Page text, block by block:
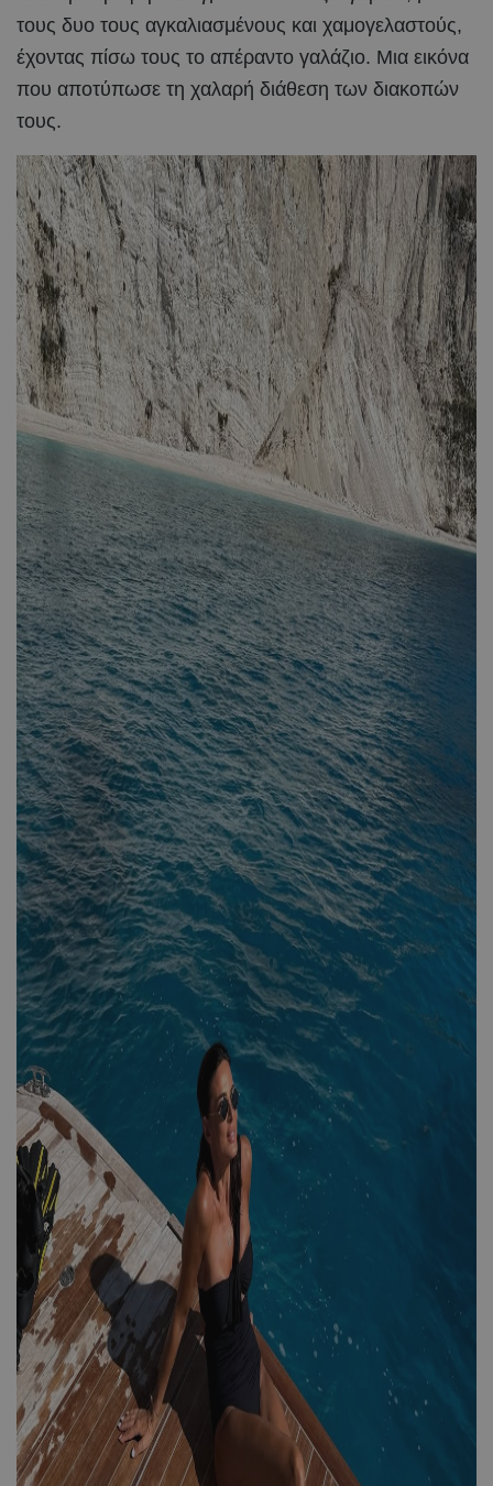
τους δυο τους αγκαλιασμένους και χαμογελαστούς,
έχοντας πίσω τους το απέραντο γαλάζιο. Μια εικόνα
που αποτύπωσε τη χαλαρή διάθεση των διακοπών
τους.